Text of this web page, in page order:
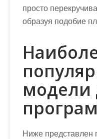
просто
образуя подобие
модели
Ниже представлен